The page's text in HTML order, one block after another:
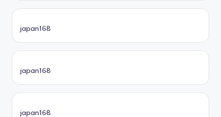
japan168
japan168
japan168